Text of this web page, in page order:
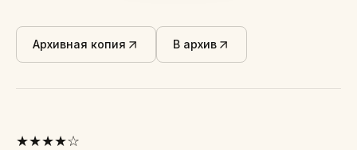
Архивная копия В архив
★★★★☆